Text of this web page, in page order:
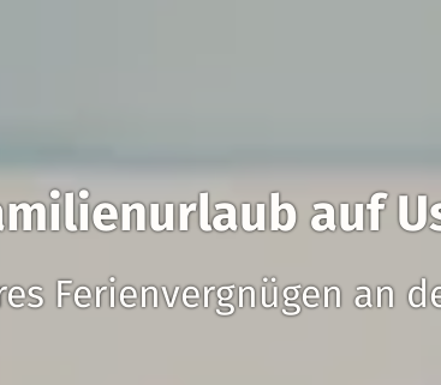
auf
Ferienvergnügen an